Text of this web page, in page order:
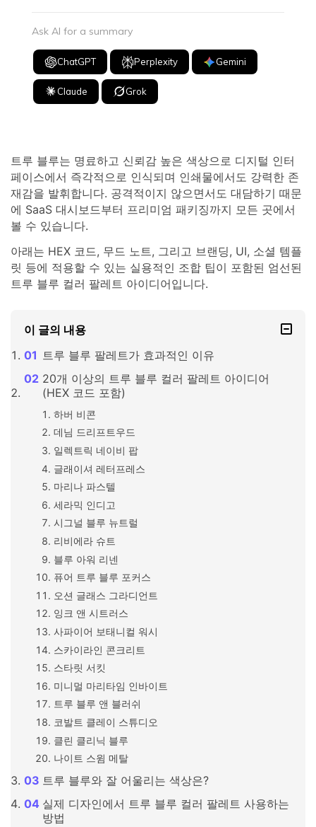
Ask AI for a summary
ChatGPT Perplexity Gemini
Claude Grok
트루 블루는 명료하고 신뢰감 높은 색상으로 디지털 인터
페이스에서 즉각적으로 인식되며 인쇄물에서도 강력한 존
재감을 발휘합니다. 공격적이지 않으면서도 대담하기 때문
에 SaaS 대시보드부터 프리미엄 패키징까지 모든 곳에서
볼 수 있습니다.
아래는 HEX 코드, 무드 노트, 그리고 브랜딩, UI, 소셜 템플
릿 등에 적용할 수 있는 실용적인 조합 팁이 포함된 엄선된
트루 블루 컬러 팔레트 아이디어입니다.
이 글의 내용
트루 블루 팔레트가 효과적인 이유
20개 이상의 트루 블루 컬러 팔레트 아이디어
(HEX 코드 포함)
하버 비콘
데님 드리프트우드
일렉트릭 네이비 팝
글래이셔 레터프레스
마리나 파스텔
세라믹 인디고
시그널 블루 뉴트럴
리비에라 슈트
블루 아워 리넨
퓨어 트루 블루 포커스
오션 글래스 그라디언트
잉크 앤 시트러스
사파이어 보태니컬 워시
스카이라인 콘크리트
스타릿 서킷
미니멀 마리타임 인바이트
트루 블루 앤 블러쉬
코발트 클레이 스튜디오
클린 클리닉 블루
나이트 스윔 메탈
트루 블루와 잘 어울리는 색상은?
실제 디자인에서 트루 블루 컬러 팔레트 사용하는
방법